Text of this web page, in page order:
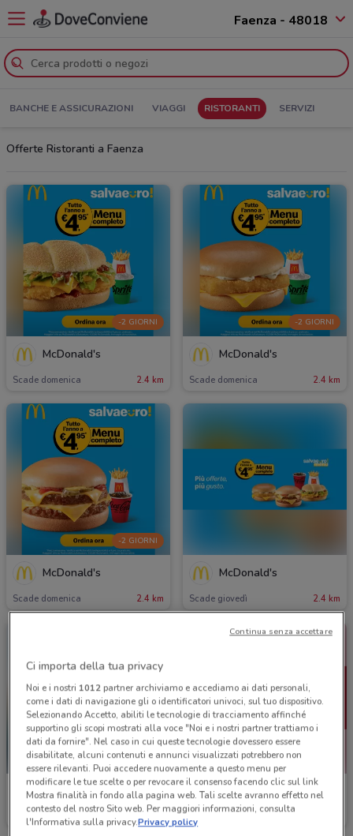
Faenza - 48018
BANCHE E ASSICURAZIONI VIAGGI RISTORANTI SERVIZI
Offerte Ristoranti a Faenza
-2 GIORNI
McDonald's
Scade domenica 2.4 km
-2 GIORNI
McDonald's
Scade domenica 2.4 km
-2 GIORNI
McDonald's
Scade domenica 2.4 km
McDonald's
Scade giovedì 2.4 km
Autogrill
Scade il 06/09 7.1 km
Roadhouse Restaurant
Ci importa della tua privacy
Noi e i nostri 1012partner archiviamo e accediamo ai dati personali,
come i dati di navigazione gli o identificatori univoci, sul tuo dispositivo.
Selezionando Accetto, abiliti le tecnologie di tracciamento affinché
supportino gli scopi mostrati alla voce "Noi e i nostri partner trattiamo i
dati da fornire". Nel caso in cui queste tecnologie dovessero essere
disabilitate, alcuni contenuti e annunci visualizzati potrebbero non
essere rilevanti. Puoi accedere nuovamente a questo menu per
modificare le tue scelte o per revocare il consenso facendo clic sul link
Mostra finalità in fondo alla pagina web. Tali scelte avranno effetto nel
contesto del nostro Sito web. Per maggiori informazioni, consulta
l'Informativa sulla privacy.Privacy policy
Continua senza accettare